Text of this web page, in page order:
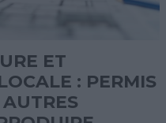
ET
: PERMIS